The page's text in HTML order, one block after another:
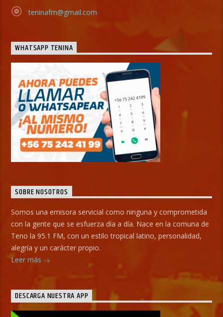
teninafm@gmail.com
WHATSAPP TENINA
SOBRE NOSOTROS
Somos una emisora servicial como ninguna y comprometida
con la gente que se esfuerza día a día. Nace en la comuna de
Teno la 95.1 FM, con un estilo tropical latino, personalidad,
alegría y un carácter propio.
Leer más
DESCARGA NUESTRA APP